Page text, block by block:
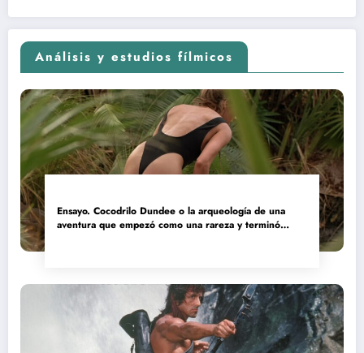
Análisis y estudios fílmicos
Ensayo. Cocodrilo Dundee o la arqueología de una
aventura que empezó como una rareza y terminó